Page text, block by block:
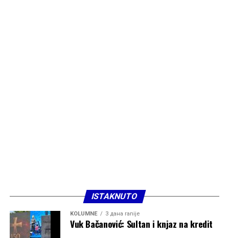
ISTAKNUTO
KOLUMNE 3 дана ranije
Vuk Bačanović: Sultan i knjaz na kredit